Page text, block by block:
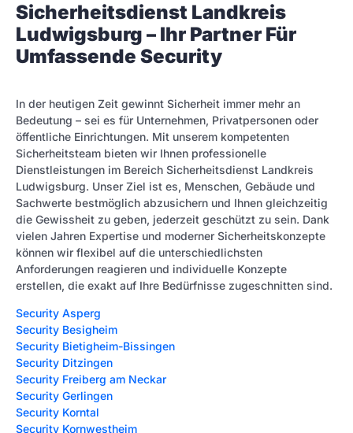
Sicherheitsdienst Landkreis
Ludwigsburg – Ihr Partner Für
Umfassende Security
In der heutigen Zeit gewinnt Sicherheit immer mehr an
Bedeutung – sei es für Unternehmen, Privatpersonen oder
öffentliche Einrichtungen. Mit unserem kompetenten
Sicherheitsteam bieten wir Ihnen professionelle
Dienstleistungen im Bereich Sicherheitsdienst Landkreis
Ludwigsburg. Unser Ziel ist es, Menschen, Gebäude und
Sachwerte bestmöglich abzusichern und Ihnen gleichzeitig
die Gewissheit zu geben, jederzeit geschützt zu sein. Dank
vielen Jahren Expertise und moderner Sicherheitskonzepte
können wir flexibel auf die unterschiedlichsten
Anforderungen reagieren und individuelle Konzepte
erstellen, die exakt auf Ihre Bedürfnisse zugeschnitten sind.
Security Asperg
Security Besigheim
Security Bietigheim-Bissingen
Security Ditzingen
Security Freiberg am Neckar
Security Gerlingen
Security Korntal
Security Kornwestheim